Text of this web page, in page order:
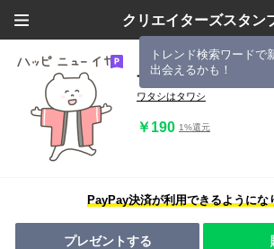
クリエイターズスタン
トレンド検索ワードで
出会えるかも！
一生使えるお正月ゆ
ワタシはタワシ
￥190 1%還元
PayPay決済が利用できるようにな
プレゼントする